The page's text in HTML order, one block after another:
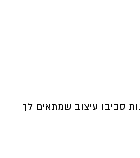
סביבו עיצוב שמתאים לך